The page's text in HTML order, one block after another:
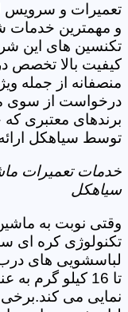
تعمیرات و سرویس
و مهمترین
تکنسین های این
کیفیت بالا تخصص
منصفانه از جمله
درخواست از سوی
برندهای معتبری
توسط سیاهکل
خدمات تعمیرات
سیاهکل
وقتی نوبت به
تکنولوژی کره ای
تا 16 کیلو گرم
نمایی می